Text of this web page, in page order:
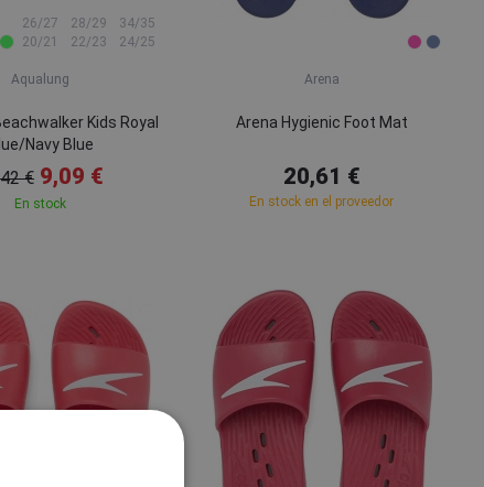
20/21 22/23 24/25
26/27 28/29 34/35
Aqualung
Kids Royal
Navy Blue
€ 9,09 €
En stock
Arena
Arena Hygienic Foot Mat
20,61 €
En stock en el proveedor